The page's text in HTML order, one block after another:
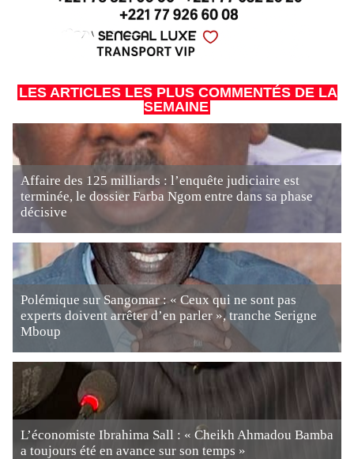
LES ARTICLES LES PLUS COMMENTÉS DE LA
SEMAINE
Affaire des 125 milliards : l’enquête judiciaire est
terminée, le dossier Farba Ngom entre dans sa phase
décisive
Polémique sur Sangomar : « Ceux qui ne sont pas
experts doivent arrêter d’en parler », tranche Serigne
Mboup
L’économiste Ibrahima Sall : « Cheikh Ahmadou Bamba
a toujours été en avance sur son temps »